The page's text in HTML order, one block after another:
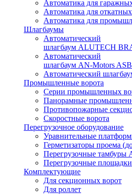
Автоматика для
Автоматика для
Автоматика для
Шлагбаумы
Автоматический
шлагбаум ALUTECH
Автоматический
шлагбаум AN-Motors
Автоматический
Промышленные ворота
Серии промышленных
Панорамные
Противопожарные
Скоростные ворота
Перегрузочное оборудование
Уравнительные
Герметизаторы проема
Перегрузочные тамбуры
Перегрузочные площадки
Комплектующие
Для секционных ворот
Для роллет